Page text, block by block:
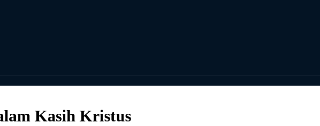
Kasih Kristus